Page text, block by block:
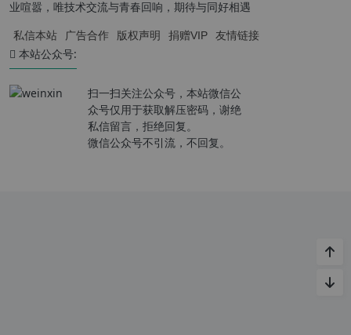
业喧嚣，唯技术交流与青春回响，期待与同好相遇
私信本站 广告合作 版权声明 捐赠VIP 友情链接
本站公众号:
扫一扫关注公众号，本站微信公
众号仅用于获取解压密码，谢绝
私信留言，拒绝回复。
微信公众号不引流，不回复。